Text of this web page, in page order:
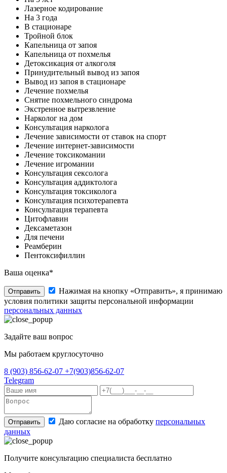
Лазерное кодирование
На 3 года
В стационаре
Тройной блок
Капельница от запоя
Капельница от похмелья
Детоксикация от алкоголя
Принудительный вывод из запоя
Вывод из запоя в стационаре
Лечение похмелья
Снятие похмельного синдрома
Экстренное вытрезвление
Нарколог на дом
Консультация нарколога
Лечение зависимости от ставок на спорт
Лечение интернет-зависимости
Лечение токсикомании
Лечение игромании
Консультация сексолога
Консультация аддиктолога
Консультация токсиколога
Консультация психотерапевта
Консультация терапевта
Цитофлавин
Дексаметазон
Для печени
Реамберин
Пентоксифиллин
Ваша оценка*
Отправить
Нажимая на кнопку «Отправить», я принимаю
условия политики защиты персональной информации
персональных данных
Задайте ваш вопрос
Мы работаем круглосуточно
8 (903) 856-62-07 +7(903)856-62-07
Telegram
Отправить Даю согласие на обработку персональных
данных
Получите консультацию специалиста бесплатно